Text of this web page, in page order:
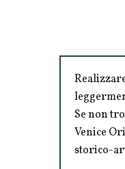
Se non
Venice
storico-